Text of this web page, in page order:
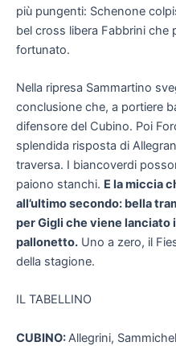
più pungenti: Schenone
bel cross libera Fabbrini che
fortunato.
Nella ripresa Sammartino
conclusione che, a portiere
difensore del Cubino. Poi
splendida risposta di
traversa. I biancoverdi
paiono stanchi. E la miccia
all’ultimo secondo: bella
per Gigli che viene lanciato
pallonetto. Uno a zero, il
della stagione.
IL TABELLINO
CUBINO: Allegrini,